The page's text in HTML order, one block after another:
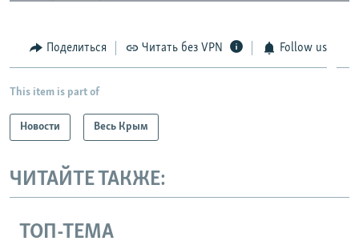
Поделиться Читать без VPN Follow us
This item is part of
Новости Весь Крым
ЧИТАЙТЕ ТАКЖЕ:
ТОП-ТЕМА